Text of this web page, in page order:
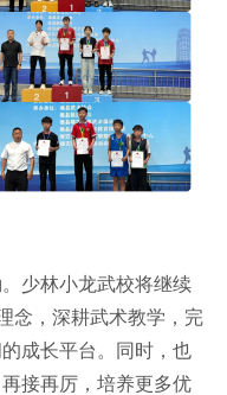
少林小龙武校将继续
念，深耕武术教学，完
成长平台。同时，也
接再厉，培养更多优